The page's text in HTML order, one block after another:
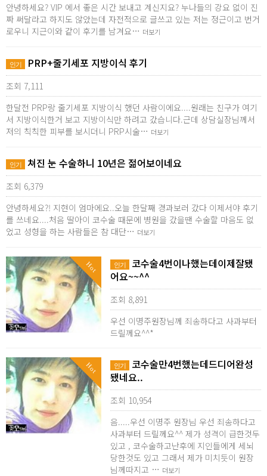
안녕하세요? VIP 에서 좋은 시간 보내고 계신지요? 누나들의 강요 없이 진
짜 써달라고 하지도 않았는데 자전적으로 글쓰고 있는 저는 정근이고 번거
로우니 지근이와 같이 후기를 남겨요… 더보기
인기 PRP+줄기세포 지방이식 후기
조회 7,111
한달전 PRP랑 줄기세포 지방이식 했던 사람이에요....원래는 친구가 여기
서 지방이식한거 보고 지방이식만 하려고 갔습니다.근데 상담실장님께서
저의 칙칙한 피부를 보시더니 PRP시술… 더보기
인기 쳐진 눈 수술하니 10년은 젊어보이네요
조회 6,379
안녕하세요?! 지현이 엄마에요..오늘 한달째 경과보러 갔다 이제서야 후기
를 쓰네요....처음 딸아이 코수술 때문에 병원을 갔을땐 수술할 마음도 없
었고 성형을 하는 사람들은 참 대단… 더보기
Hot 인기
코수술4번이나했는데이제잘됐
어요~~^^
조회 8,891
우선 이명주원장님께 죄송하다고 사과부터
드릴께요^^*
Hot 인기
코수술만4번했는데드디어완성
됐네요..
조회 10,954
음.....우선 이명주 원장님 우선 죄송하다고
사과부터 드릴께요^^ 제가 성격이 급한것두
있고 , 코수술하고난후에 지인들에게 세뇌
당한것도 있고 그래서 제가 미치듯이 원장
님께따지고 … 더보기